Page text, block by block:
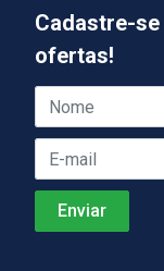
Cadastre-
ofertas!